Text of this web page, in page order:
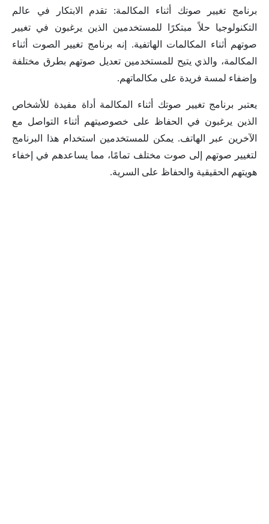
برنامج تغيير صوتك أثناء المكالمة: تقدم الابتكار في عالم
التكنولوجيا حلاً مبتكرًا للمستخدمين الذين يرغبون في تغيير
صوتهم أثناء المكالمات الهاتفية. إنه برنامج تغيير الصوت أثناء
المكالمة، والذي يتيح للمستخدمين تعديل صوتهم بطرق مختلفة
وإضفاء لمسة فريدة على مكالماتهم.
يعتبر برنامج تغيير صوتك أثناء المكالمة أداة مفيدة للأشخاص
الذين يرغبون في الحفاظ على خصوصيتهم أثناء التواصل مع
الآخرين عبر الهاتف. يمكن للمستخدمين استخدام هذا البرنامج
لتغيير صوتهم إلى صوت مختلف تمامًا، مما يساعدهم في إخفاء
هويتهم الحقيقية والحفاظ على السرية.